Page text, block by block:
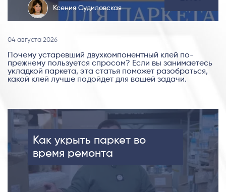
Ксения Судиловская
04 августа 2026
Почему устаревший двухкомпонентный клей по-
прежнему пользуется спросом? Если вы занимаетесь
укладкой паркета, эта статья поможет разобраться,
какой клей лучше подойдет для вашей задачи.
Как укрыть паркет во
время ремонта